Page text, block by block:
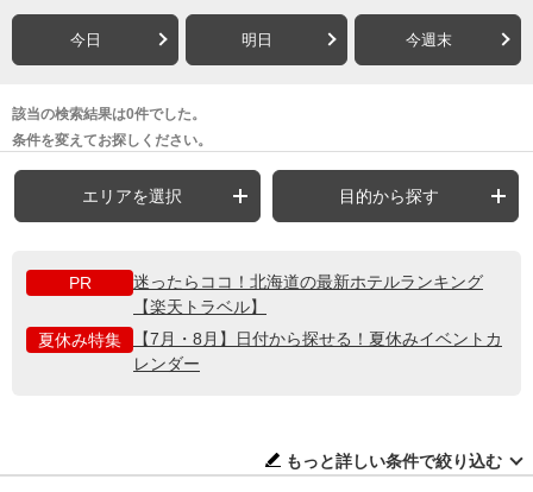
今日 明日 今週末
該当の検索結果は0件でした。
条件を変えてお探しください。
エリアを選択 目的から探す
PR
迷ったらココ！北海道の最新ホテルランキング
【楽天トラベル】
夏休み特集
【7月・8月】日付から探せる！夏休みイベントカ
レンダー
もっと詳しい条件で絞り込む